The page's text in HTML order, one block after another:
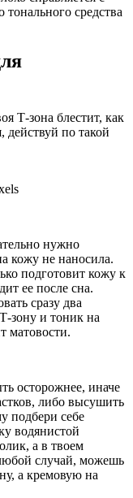
средства
Т-зона блестит, как
по такой
нужно
кожу не наносила.
подготовит кожу к
ее после сна.
сразу два
зону и тоник на
матовости.
осторожнее, иначе
либо высушить
подбери себе
водянистой
а в твоем
случай, можешь
а кремовую на